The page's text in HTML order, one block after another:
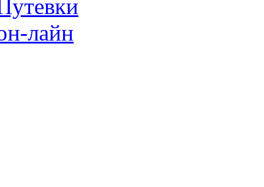
лайн